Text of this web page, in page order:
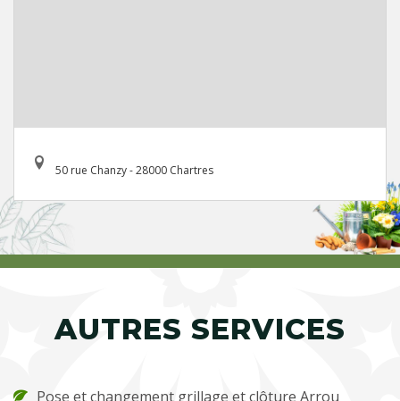
50 rue Chanzy - 28000 Chartres
AUTRES SERVICES
Pose et changement grillage et clôture Arrou